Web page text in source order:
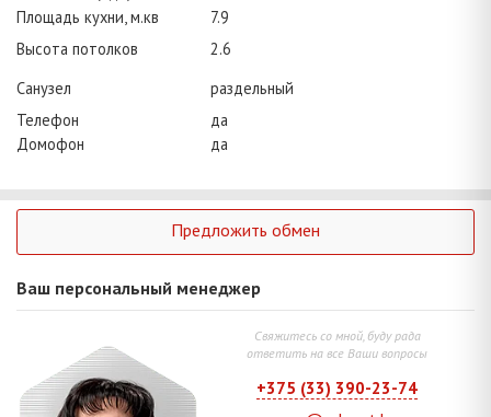
Площадь кухни, м.кв
7.9
Высота потолков
2.6
Санузел
раздельный
Телефон
да
Домофон
да
Предложить обмен
Ваш персональный менеджер
Свяжитесь со мной, буду рада
ответить на все Ваши вопросы
+375 (33) 390-23-74